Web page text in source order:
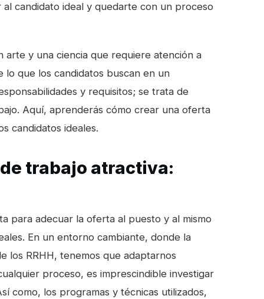
candidato ideal y quedarte con un proceso
y una ciencia que requiere atención a
que los candidatos buscan en un
y requisitos; se trata de
Aquí, aprenderás cómo crear una oferta
candidatos ideales.
trabajo atractiva:
para adecuar la oferta al puesto y al mismo
En un entorno cambiante, donde la
los RRHH, tenemos que adaptarnos
proceso, es imprescindible investigar
como, los programas y técnicas utilizados,